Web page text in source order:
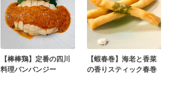
【棒棒鶏】定番の四川
料理バンバンジー
【蝦春巻】海老と香菜
の香りスティック春巻